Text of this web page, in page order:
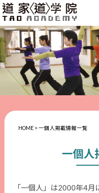
HOME> 一個人掲載情報一覧
一個人
「一個人」は2000年4